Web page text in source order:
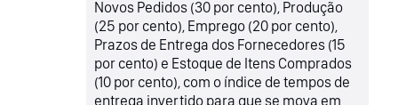
Novos Pedidos (30 por cento), Produção
(25 por cento), Emprego (20 por cento),
Prazos de Entrega dos Fornecedores (15
por cento) e Estoque de Itens Comprados
(10 por cento), com o índice de tempos de
entrega invertido para que se mova em